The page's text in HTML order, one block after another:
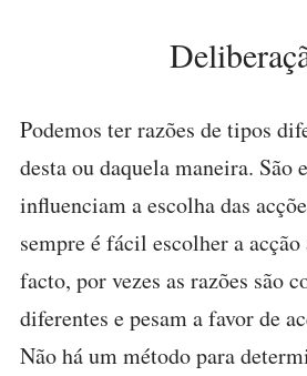
Podemos ter razões de tipos
desta ou daquela maneira. São
influenciam a escolha das
sempre é fácil escolher a
facto, por vezes as razões são
diferentes e pesam a favor de
Não há um método para